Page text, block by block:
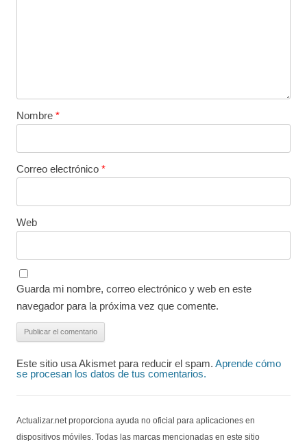
Nombre *
Correo electrónico *
Web
Guarda mi nombre, correo electrónico y web en este
navegador para la próxima vez que comente.
Este sitio usa Akismet para reducir el spam. Aprende cómo
se procesan los datos de tus comentarios.
Actualizar.net proporciona ayuda no oficial para aplicaciones en
dispositivos móviles. Todas las marcas mencionadas en este sitio